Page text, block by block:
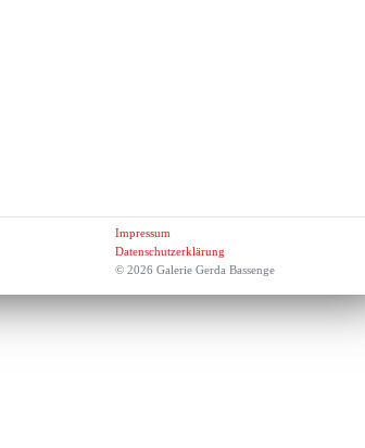
Impressum
Datenschutzerklärung
© 2026 Galerie Gerda Bassenge